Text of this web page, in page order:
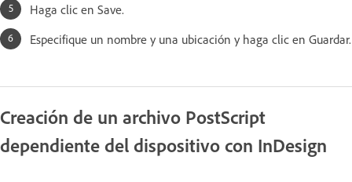
Haga clic en Save.
Especifique un nombre y una ubicación y haga clic en Guardar.
Creación de un archivo PostScript
dependiente del dispositivo con InDesign